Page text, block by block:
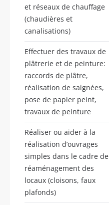
et réseaux de chauffage
(chaudières et
canalisations)
Effectuer des travaux de
plâtrerie et de peinture:
raccords de plâtre,
réalisation de saignées,
pose de papier peint,
travaux de peinture
Réaliser ou aider à la
réalisation d’ouvrages
simples dans le cadre de
réaménagement des
locaux (cloisons, faux
plafonds)